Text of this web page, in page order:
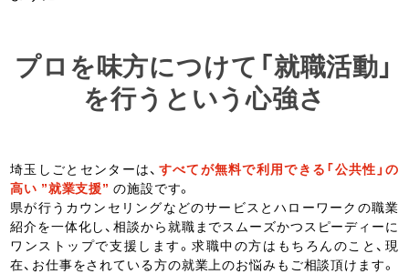
プロを味方につけて「就職活動」
を行うという心強さ
埼玉しごとセンターは、 すべてが無料で利用できる「公共性」の
高い ”就業支援” の施設です。
県が行うカウンセリングなどのサービスとハローワークの職業
紹介を一体化し、相談から就職までスムーズかつスピーディーに
ワンストップで支援します。求職中の方はもちろんのこと、現
在、お仕事をされている方の就業上のお悩みもご相談頂けます。